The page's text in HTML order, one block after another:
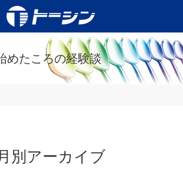
めたころの経験談
別アーカイブ